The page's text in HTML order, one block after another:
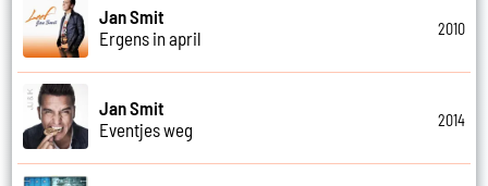
Jan Smit
Ergens in april
2010
Jan Smit
Eventjes weg
2014